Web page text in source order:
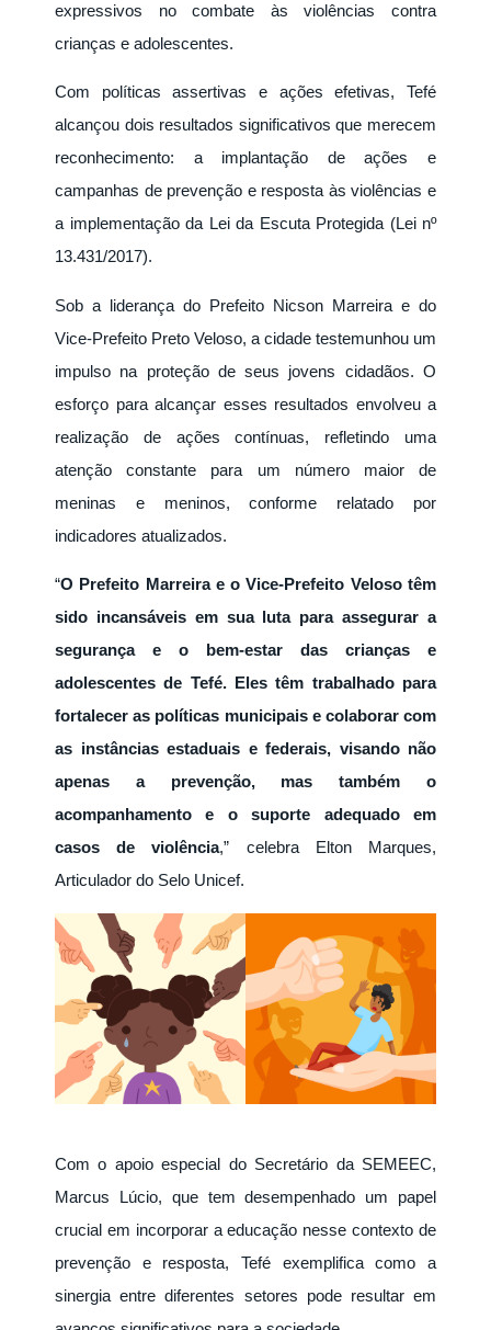
expressivos no combate às violências contra
crianças e adolescentes.
Com políticas assertivas e ações efetivas, Tefé
alcançou dois resultados significativos que merecem
reconhecimento: a implantação de ações e
campanhas de prevenção e resposta às violências e
a implementação da Lei da Escuta Protegida (Lei nº
13.431/2017).
Sob a liderança do Prefeito Nicson Marreira e do
Vice-Prefeito Preto Veloso, a cidade testemunhou um
impulso na proteção de seus jovens cidadãos. O
esforço para alcançar esses resultados envolveu a
realização de ações contínuas, refletindo uma
atenção constante para um número maior de
meninas e meninos, conforme relatado por
indicadores atualizados.
“O Prefeito Marreira e o Vice-Prefeito Veloso têm
sido incansáveis em sua luta para assegurar a
segurança e o bem-estar das crianças e
adolescentes de Tefé. Eles têm trabalhado para
fortalecer as políticas municipais e colaborar com
as instâncias estaduais e federais, visando não
apenas a prevenção, mas também o
acompanhamento e o suporte adequado em
casos de violência,” celebra Elton Marques,
Articulador do Selo Unicef.
Com o apoio especial do Secretário da SEMEEC,
Marcus Lúcio, que tem desempenhado um papel
crucial em incorporar a educação nesse contexto de
prevenção e resposta, Tefé exemplifica como a
sinergia entre diferentes setores pode resultar em